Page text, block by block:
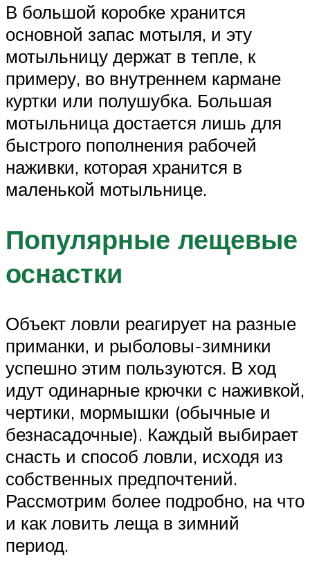
В большой коробке хранится
основной запас мотыля, и эту
мотыльницу держат в тепле, к
примеру, во внутреннем кармане
куртки или полушубка. Большая
мотыльница достается лишь для
быстрого пополнения рабочей
наживки, которая хранится в
маленькой мотыльнице.
Популярные лещевые
оснастки
Объект ловли реагирует на разные
приманки, и рыболовы-зимники
успешно этим пользуются. В ход
идут одинарные крючки с наживкой,
чертики, мормышки (обычные и
безнасадочные). Каждый выбирает
снасть и способ ловли, исходя из
собственных предпочтений.
Рассмотрим более подробно, на что
и как ловить леща в зимний
период.